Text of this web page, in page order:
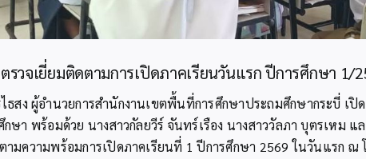
วจเยี่ยมติดตามการเปิดภาคเรียนวันแรก ปีการศึกษา 1/
ง ผู้อำนวยการสำนักงานเขตพื้นที่การศึกษาประถมศึกษากระบี่ เปิ
ษา พร้อมด้วย นางสาวกัลยวีร์ จันทร์เรือง นางสาววัลภา บุตรเหม
ามความพร้อมการเปิดภาคเรียนที่ 1 ปีการศึกษา 2569 ในวันแรก ณ